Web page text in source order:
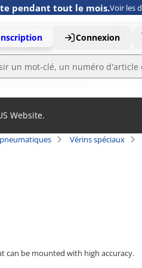
pendant tout le mois.Voir les
Connexion
Website.
Vérins spéciaux
can be mounted with high accuracy.